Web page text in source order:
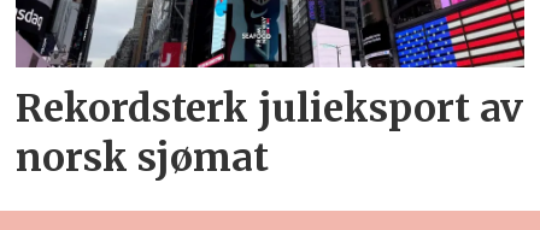
Rekordsterk julieksport av
norsk sjømat